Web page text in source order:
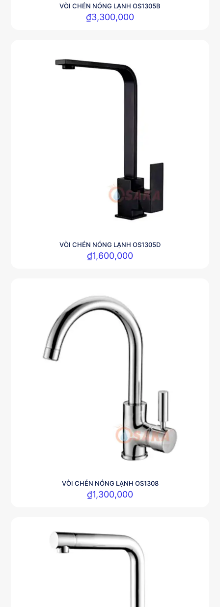
VÒI CHÉN NÓNG LẠNH OS1305B
₫3,300,000
VÒI CHÉN NÓNG LẠNH OS1305D
₫1,600,000
VÒI CHÉN NÓNG LẠNH OS1308
₫1,300,000